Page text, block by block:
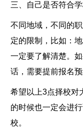
三、自己是否符合
不同地域，不同的
定的限制，比如：
一定要了解清楚。
话，需要提前报名
希望以上3点择校对
的时候也一定会进
校。